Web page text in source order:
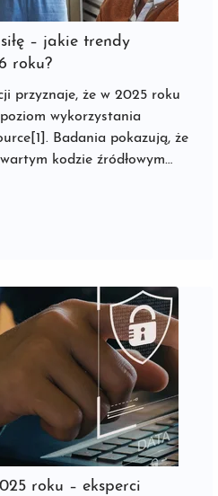
– jakie trendy
roku?
przyznaje, że w 2025 roku
wykorzystania
Badania pokazują, że
kodzie źródłowym
już od lat. ...
roku – eksperci